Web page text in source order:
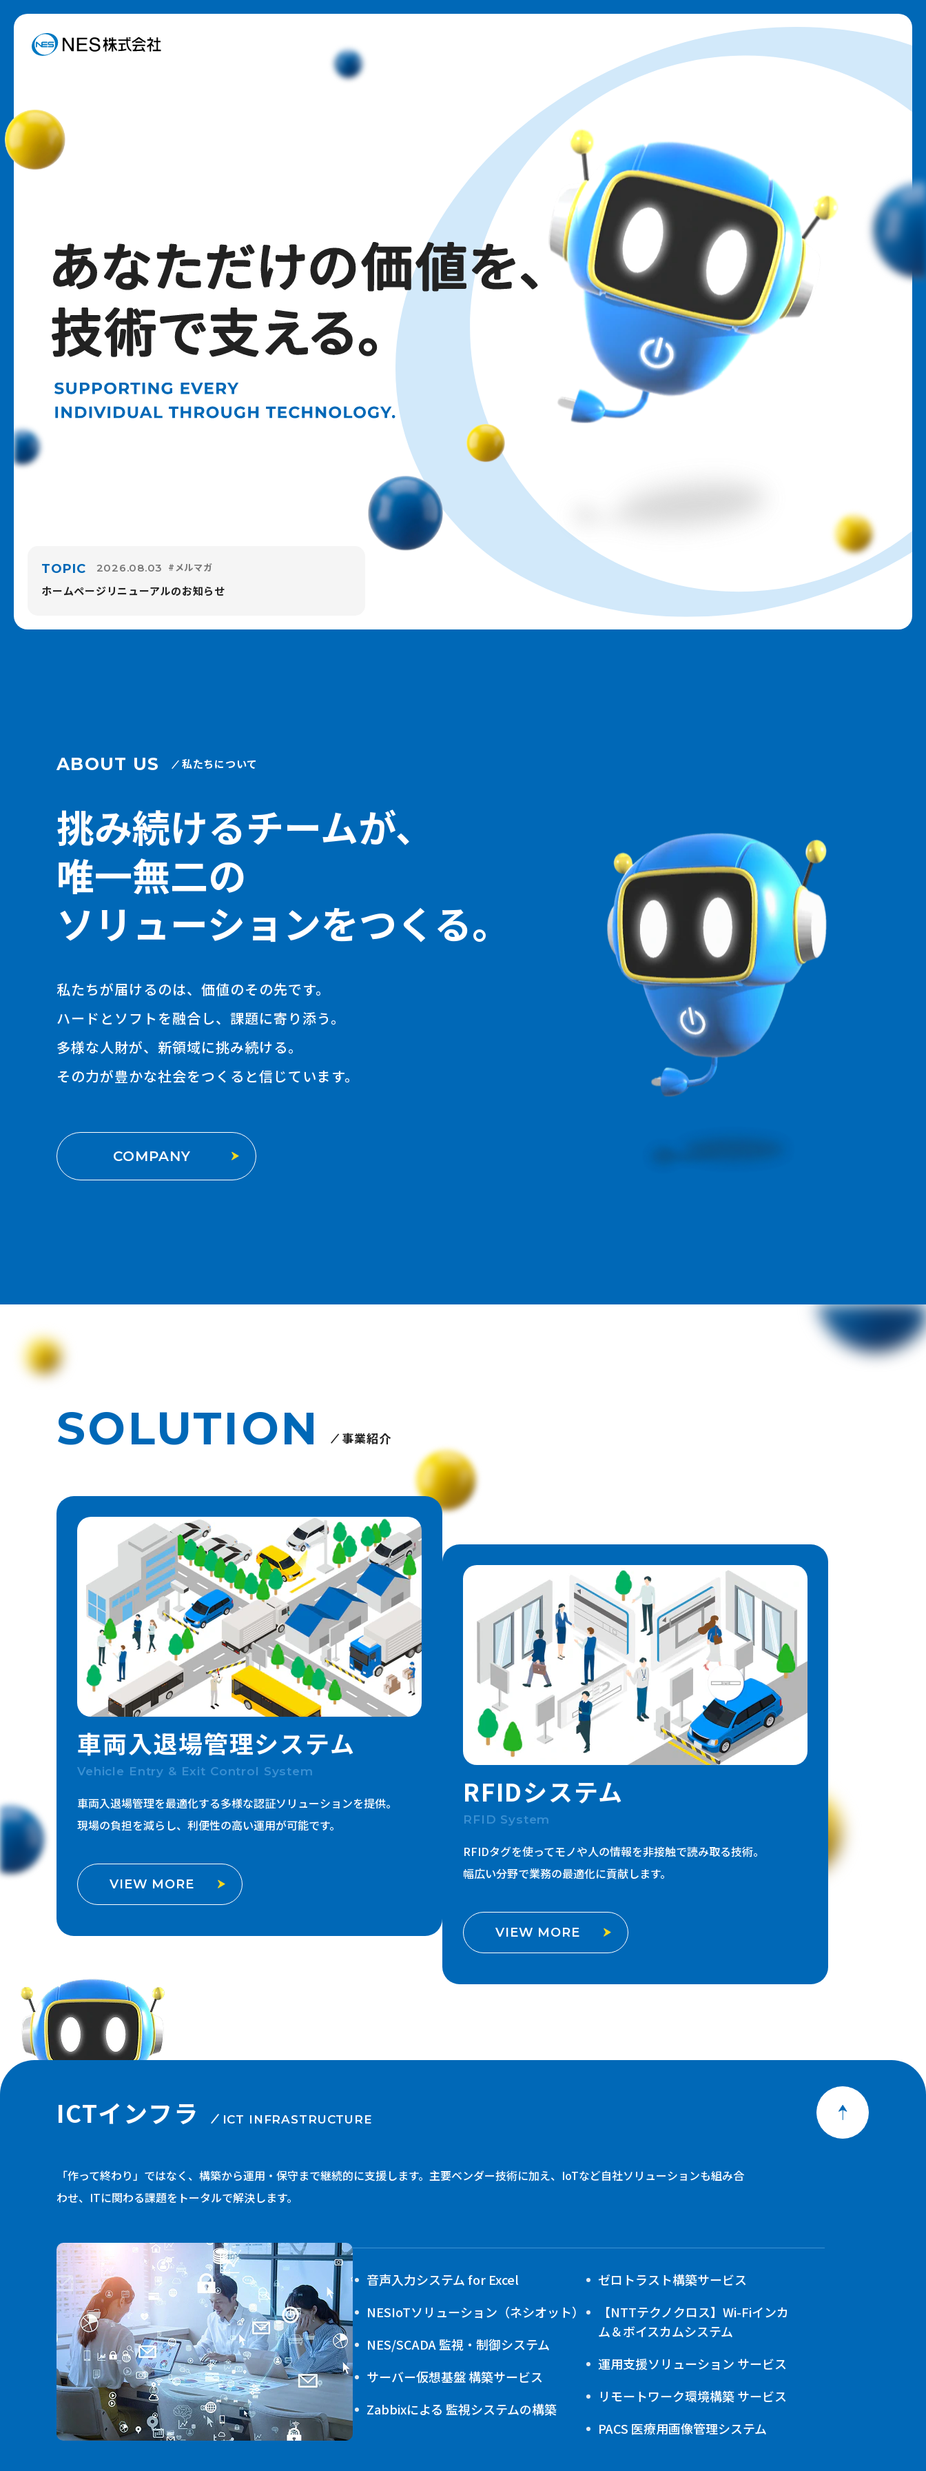
RFIDシステム
ICTインフラ
セキュリティ
映像・音響
公共・防災
一般事業主行動計画 / 健康企業宣言
健康経営優良法人
品質方針
SDGs宣言
パートナーシップ構築宣言
環境ソリューション
TOPIC 2026.08.03 #メルマガ
ホームページリニューアルのお知らせ
ABOUT US 私たちについて
挑み続けるチームが、
唯一無二の
ソリューションをつくる。
私たちが届けるのは、価値のその先です。
ハードとソフトを融合し、課題に寄り添う。
多様な人財が、新領域に挑み続ける。
その力が豊かな社会をつくると信じています。
COMPANY
SOLUTION 事業紹介
車両入退場管理システム
Vehicle Entry & Exit Control System
車両入退場管理を最適化する多様な認証ソリューションを提供。
現場の負担を減らし、利便性の高い運用が可能です。
VIEW MORE
RFIDシステム
RFID System
RFIDタグを使ってモノや人の情報を非接触で読み取る技術。
幅広い分野で業務の最適化に貢献します。
VIEW MORE
ICTインフラ ICT INFRASTRUCTURE
「作って終わり」ではなく、構築から運用・保守まで継続的に支援します。主要ベンダー技術に加え、IoTなど自社ソリューションも組み合
わせ、ITに関わる課題をトータルで解決します。
音声入力システム for Excel
NESIoTソリューション（ネシオット）
NES/SCADA 監視・制御システム
サーバー仮想基盤 構築サービス
Zabbixによる 監視システムの構築
ゼロトラスト構築サービス
【NTTテクノクロス】Wi-Fiインカ
ム＆ボイスカムシステム
運用支援ソリューション サービス
リモートワーク環境構築 サービス
PACS 医療用画像管理システム